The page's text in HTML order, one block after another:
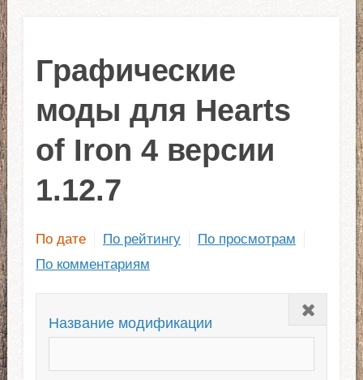
Графические
моды для Hearts
of Iron 4 версии
1.12.7
По дате По рейтингу
По просмотрам
По комментариям
Закрыть
Название модификации